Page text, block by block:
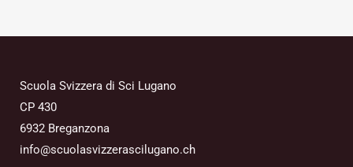
Scuola Svizzera di Sci Lugano
CP 430
6932 Breganzona
info@scuolasvizzerascilugano.ch